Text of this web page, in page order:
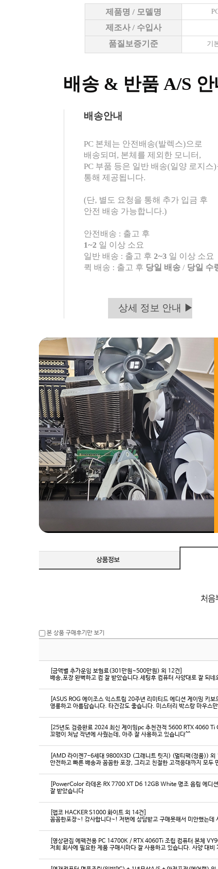
배송 & 반품 A/S
PC 본체는 안전배송(발렉스)으로
배송되며, 본체를 제외한 모니터,
PC 부품 등은 일반 배송(일양 로지스
통해 제공됩니다.
(단, 별도 요청을 통해 추가 입금 후
안전 배송 가능합니다.)
안전배송 : 출고 후
1~2 일 이상 소요
일반 배송 : 출고 후 2~3 일 이상 소요
퀵 배송 : 출고 후 당일 배송 / 당일 수
배송안내
상세 정보 안내 ▶
제품명 / 모델명
제조사 / 수입사
품질보증기준
기
본 상품 구매후기만 보기
[금액별 추가운임 보험료(301만원~500만원) 외 12건]
배송,포장 완벽하고 컴 잘 받았습니다.세팅후 컴퓨터 사양대로 잘 되
[ASUS ROG 에이조스 익스트림 20주년 리미티드 에디션 게이밍 키
영롱하고 아름답습니다. 타건감도 좋습니다. 미스터리 박스랑 마우스
[25년도 검증완료 2024 최신 게이밍pc 추천견적 5600 RTX 4060
꼬맹이 처남 작년에 사줬는데, 아주 잘 사용하고 있습니다^^
[AMD 라이젠7-6세대 9800X3D (그래니트 릿지) (멀티팩(정품)) 외
[PowerColor 라데온 RX 7700 XT D6 12GB White 명조 음림 에디
잘 받았습니다
[앱코 HACKER S1000 화이트 외 14건]
꼼꼼한포장~! 감사합니다~! 저번에 상담받고 구매못해서 미안했는
[영상편집 에펙전용 PC 14700K / RTX 4060Ti 조립 컴퓨터 본체